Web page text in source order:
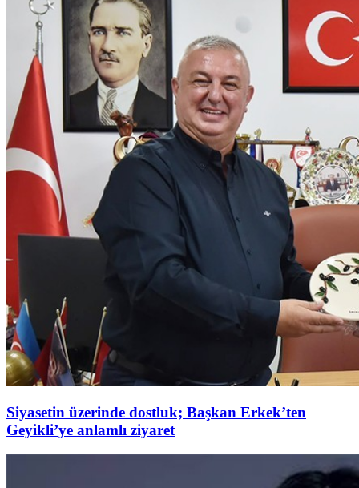
Siyasetin üzerinde dostluk; Başkan Erkek’ten
Geyikli’ye anlamlı ziyaret